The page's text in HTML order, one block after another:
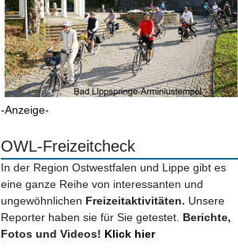
-Anzeige-
OWL-Freizeitcheck
In der Region Ostwestfalen und Lippe gibt es
eine ganze Reihe von interessanten und
ungewöhnlichen Freizeitaktivitäten. Unsere
Reporter haben sie für Sie getestet. Berichte,
Fotos und Videos! Klick hier